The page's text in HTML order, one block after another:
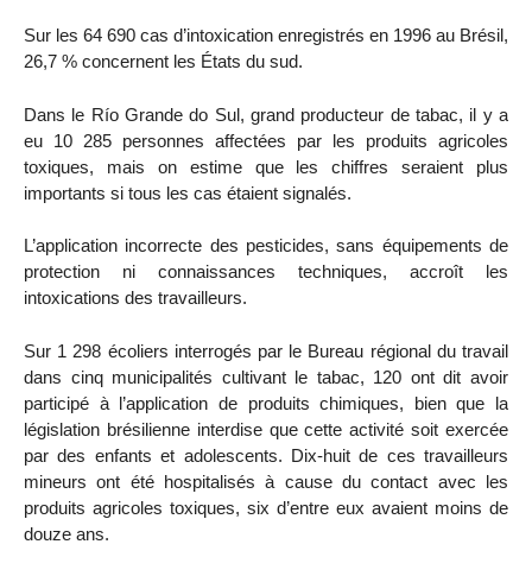
Sur les 64 690 cas d’intoxication enregistrés en 1996 au Brésil,
26,7 % concernent les États du sud.
Dans le Río Grande do Sul, grand producteur de tabac, il y a
eu 10 285 personnes affectées par les produits agricoles
toxiques, mais on estime que les chiffres seraient plus
importants si tous les cas étaient signalés.
L’application incorrecte des pesticides, sans équipements de
protection ni connaissances techniques, accroît les
intoxications des travailleurs.
Sur 1 298 écoliers interrogés par le Bureau régional du travail
dans cinq municipalités cultivant le tabac, 120 ont dit avoir
participé à l’application de produits chimiques, bien que la
législation brésilienne interdise que cette activité soit exercée
par des enfants et adolescents. Dix-huit de ces travailleurs
mineurs ont été hospitalisés à cause du contact avec les
produits agricoles toxiques, six d’entre eux avaient moins de
douze ans.